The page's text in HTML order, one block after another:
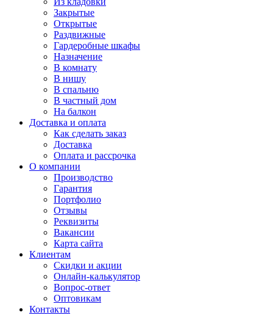
Закрытые
Открытые
Раздвижные
Гардеробные шкафы
Назначение
В комнату
В нишу
В спальню
В частный дом
На балкон
Доставка и оплата
Как сделать заказ
Доставка
Оплата и рассрочка
О компании
Производство
Гарантия
Портфолио
Отзывы
Реквизиты
Вакансии
Карта сайта
Клиентам
Скидки и акции
Онлайн-калькулятор
Вопрос-ответ
Оптовикам
Контакты